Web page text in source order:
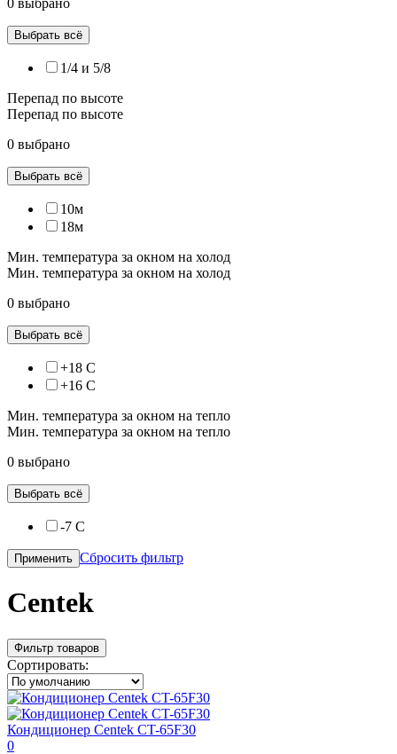
0 выбрано
Выбрать всё
1/4 и 5/8
Перепад по высоте
Перепад по высоте
0 выбрано
Выбрать всё
10м
18м
Мин. температура за окном на холод
Мин. температура за окном на холод
0 выбрано
Выбрать всё
+18 С
+16 С
Мин. температура за окном на тепло
Мин. температура за окном на тепло
0 выбрано
Выбрать всё
-7 С
Применить Сбросить фильтр
Centek
Фильтр товаров
Сортировать:
Кондиционер Centek CT-65F30
0